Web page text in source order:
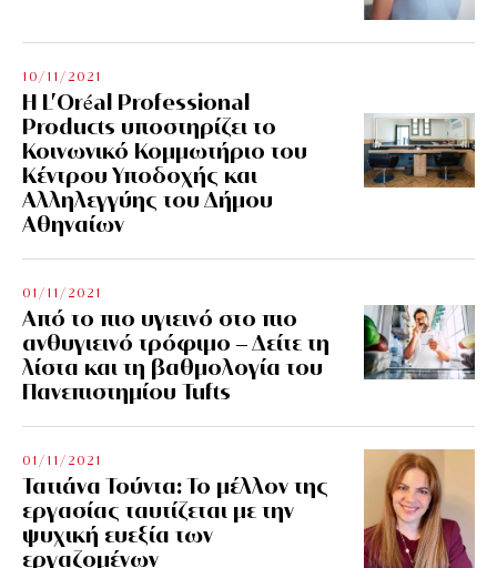
10/11/2021
Η L’Οréal Professional
Products υποστηρίζει το
Κοινωνικό Κομμωτήριο του
Κέντρου Υποδοχής και
Αλληλεγγύης του Δήμου
Αθηναίων
01/11/2021
Από το πιο υγιεινό στο πιο
ανθυγιεινό τρόφιμο – Δείτε τη
λίστα και τη βαθμολογία του
Πανεπιστημίου Tufts
01/11/2021
Τατιάνα Τούντα: Το μέλλον της
εργασίας ταυτίζεται με την
ψυχική ευεξία των
εργαζομένων